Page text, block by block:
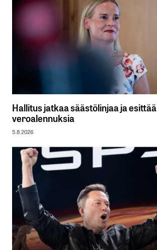
Hallitus jatkaa säästölinjaa ja esittää
veroalennuksia
5.8.2026